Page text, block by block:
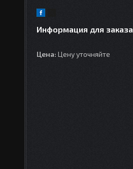
Информация для заказа
Цена: Цену уточняйте